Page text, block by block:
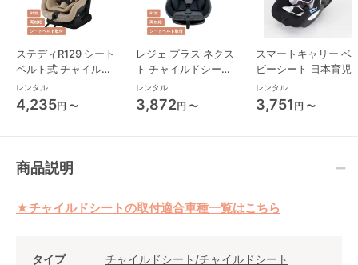
ステディR129 シート
ベルト式 チャイルド
シート ジョイー(joie)
レンタル
4,235円 〜
レジェ プラス ネクス
ト チャイルドシート
西松屋
レンタル
3,872円 〜
スマートキャリー ベ
ビーシート 日本育児
レンタル
3,751 円 〜
商品説明
★チャイルドシートの取付適合車種一覧はこちら
タイプ チャイルドシート/チャイルドシート